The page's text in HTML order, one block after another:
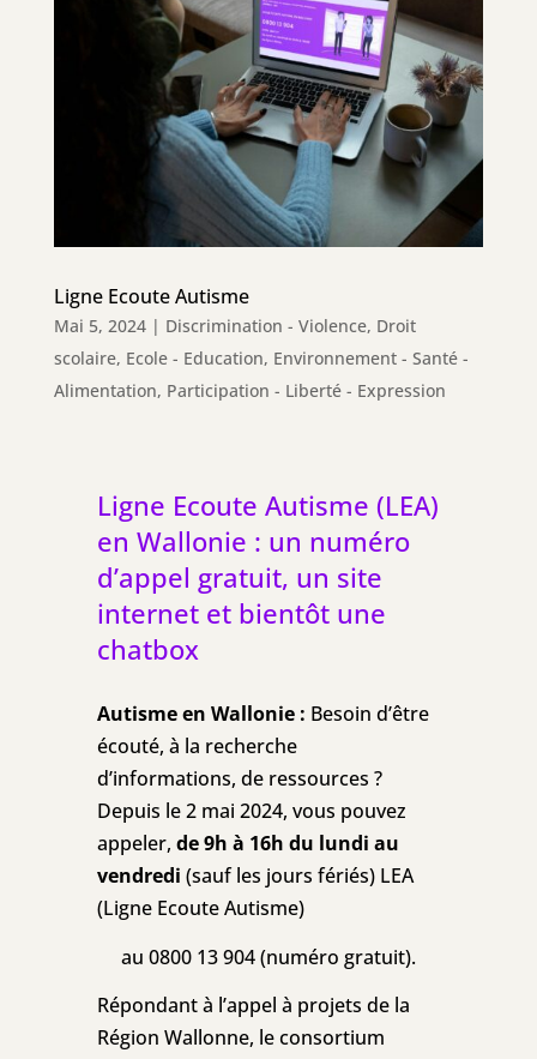
Ligne Ecoute Autisme
Mai 5, 2024| Discrimination - Violence, Droit
scolaire, Ecole - Education, Environnement - Santé -
Alimentation, Participation - Liberté - Expression
Ligne Ecoute Autisme (LEA)
en Wallonie : un numéro
d’appel gratuit, un site
internet et bientôt une
chatbox
Autisme en Wallonie : Besoin d’être
écouté, à la recherche
d’informations, de ressources ?
Depuis le 2 mai 2024, vous pouvez
appeler, de 9h à 16h du lundi au
vendredi (sauf les jours fériés) LEA
(Ligne Ecoute Autisme)
au 0800 13 904 (numéro gratuit).
Répondant à l’appel à projets de la
Région Wallonne, le consortium